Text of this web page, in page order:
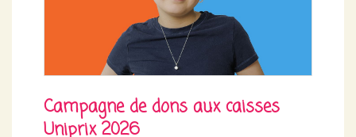
Campagne de dons aux caisses
Uniprix 2026